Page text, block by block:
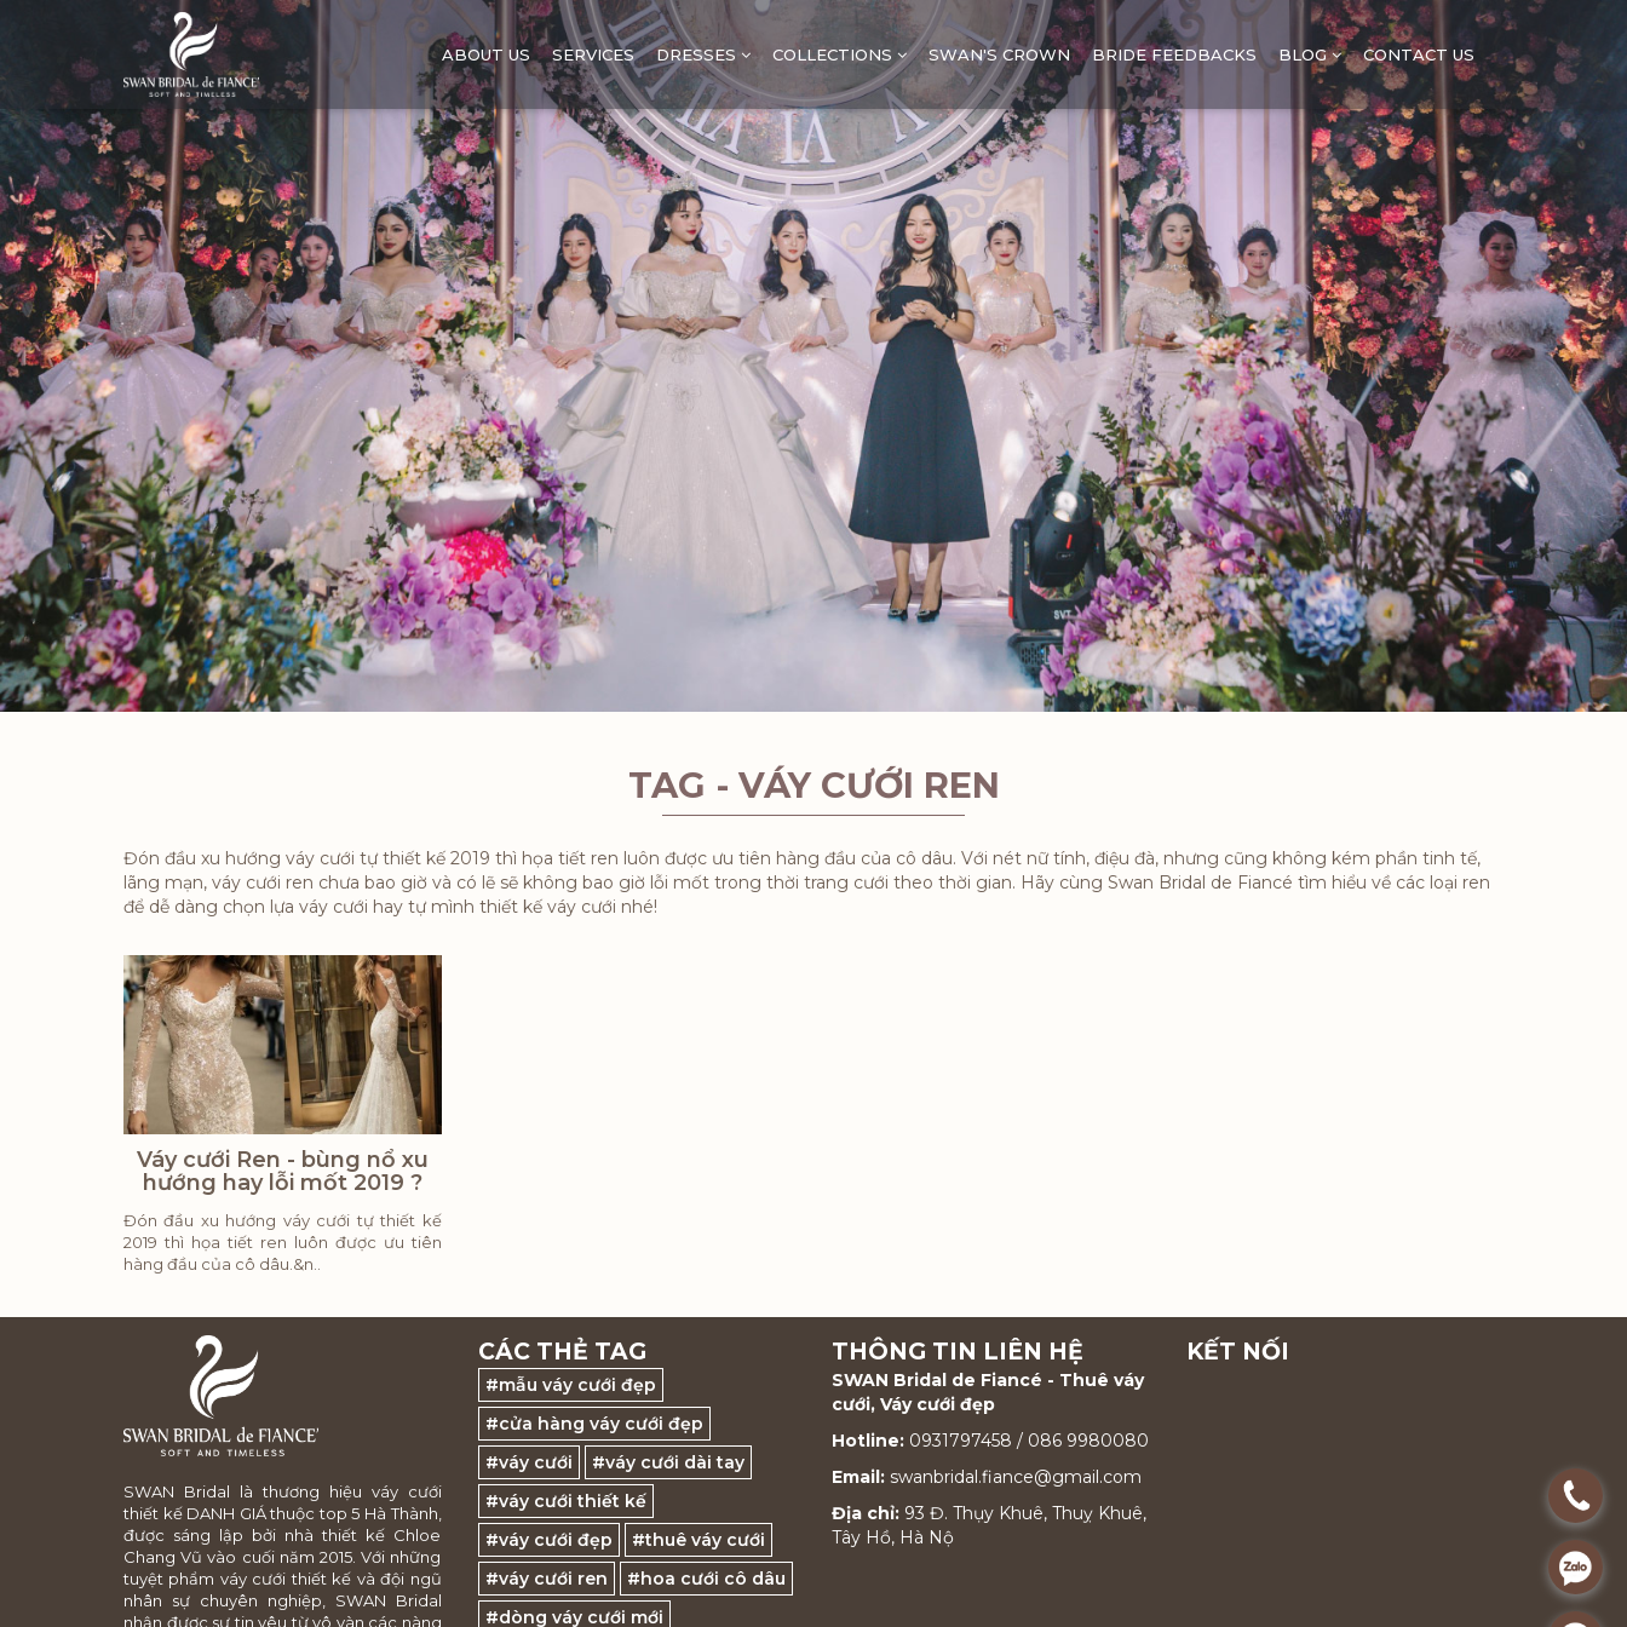
ABOUT US SERVICES DRESSES COLLECTIONS SWAN'S CROWN BRIDE FEEDBACKS BLOG CONTACT US
TAG - VÁY CƯỚI REN
Đón đầu xu hướng váy cưới tự thiết kế 2019 thì họa tiết ren luôn được ưu tiên hàng đầu của cô dâu. Với nét nữ tính, điệu đà, nhưng cũng không kém phần tinh tế,
lãng mạn, váy cưới ren chưa bao giờ và có lẽ sẽ không bao giờ lỗi mốt trong thời trang cưới theo thời gian. Hãy cùng Swan Bridal de Fiancé tìm hiểu về các loại ren
để dễ dàng chọn lựa váy cưới hay tự mình thiết kế váy cưới nhé!
Váy cưới Ren - bùng nổ xu
hướng hay lỗi mốt 2019 ?
Đón đầu xu hướng váy cưới tự thiết kế
2019 thì họa tiết ren luôn được ưu tiên
hàng đầu của cô dâu.&n..
SWAN Bridal là thương hiệu váy cưới
thiết kế DANH GIÁ thuộc top 5 Hà Thành,
được sáng lập bởi nhà thiết kế Chloe
Chang Vũ vào cuối năm 2015. Với những
tuyệt phẩm váy cưới thiết kế và đội ngũ
nhân sự chuyên nghiệp, SWAN Bridal
nhận được sự tin yêu từ vô vàn các nàng
CÁC THẺ TAG
#mẫu váy cưới đẹp
#cửa hàng váy cưới đẹp
#váy cưới
#váy cưới dài tay
#váy cưới thiết kế
#váy cưới đẹp
#thuê váy cưới
#váy cưới ren
#hoa cưới cô dâu
#dòng váy cưới mới
THÔNG TIN LIÊN HỆ
SWAN Bridal de Fiancé - Thuê váy
cưới, Váy cưới đẹp
Hotline: 0931797458 / 086 9980080
Email: swanbridal.fiance@gmail.com
Địa chỉ: 93 Đ. Thụy Khuê, Thuỵ Khuê,
Tây Hồ, Hà Nộ
KẾT NỐI
.
.